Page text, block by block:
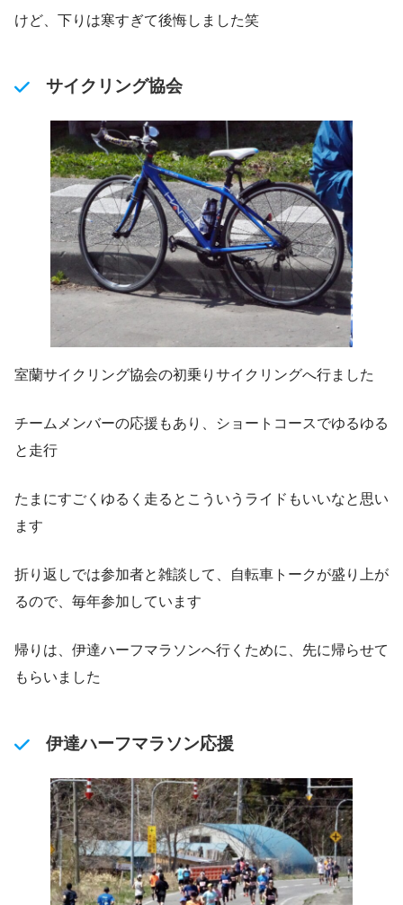
けど、下りは寒すぎて後悔しました笑
サイクリング協会
室蘭サイクリング協会の初乗りサイクリングへ行ました
チームメンバーの応援もあり、ショートコースでゆるゆる
と走行
たまにすごくゆるく走るとこういうライドもいいなと思い
ます
折り返しでは参加者と雑談して、自転車トークが盛り上が
るので、毎年参加しています
帰りは、伊達ハーフマラソンへ行くために、先に帰らせて
もらいました
伊達ハーフマラソン応援